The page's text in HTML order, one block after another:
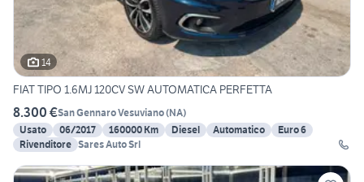
14
FIAT TIPO 1.6MJ 120CV SW AUTOMATICA PERFETTA
8.300 €San Gennaro Vesuviano(NA)
Usato
06/2017 160000 Km Diesel Automatico
Euro 6
Rivenditore Sares Auto Srl